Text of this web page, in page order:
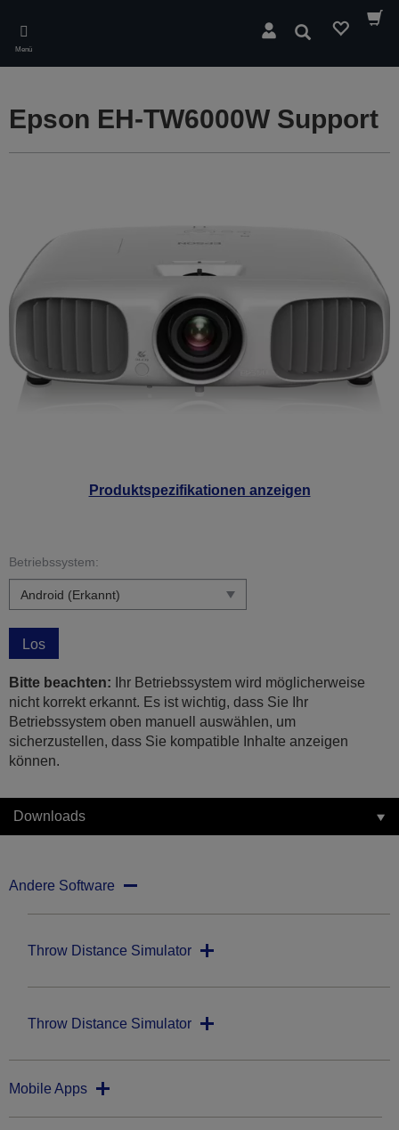
main
content
Menü
Suchen
Produktspezifikationen anzeigen
Epson EH-TW6000W Support
Betriebssystem:
Los
Bitte beachten: Ihr Betriebssystem wird möglicherweise
nicht korrekt erkannt. Es ist wichtig, dass Sie Ihr
Betriebssystem oben manuell auswählen, um
sicherzustellen, dass Sie kompatible Inhalte anzeigen
können.
Downloads
Andere Software
Throw Distance Simulator
Throw Distance Simulator
Mobile Apps